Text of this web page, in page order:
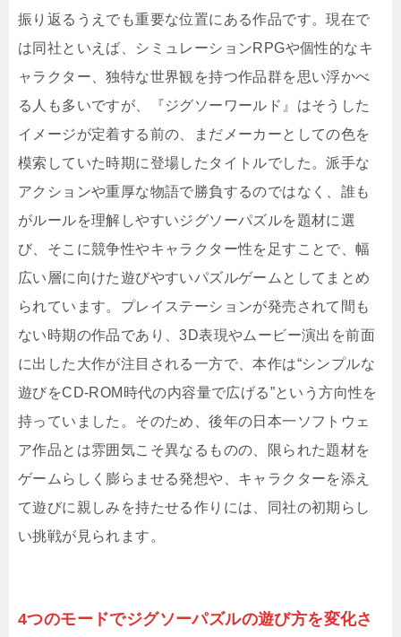
振り返るうえでも重要な位置にある作品です。現在で
は同社といえば、シミュレーションRPGや個性的なキ
ャラクター、独特な世界観を持つ作品群を思い浮かべ
る人も多いですが、『ジグソーワールド』はそうした
イメージが定着する前の、まだメーカーとしての色を
模索していた時期に登場したタイトルでした。派手な
アクションや重厚な物語で勝負するのではなく、誰も
がルールを理解しやすいジグソーパズルを題材に選
び、そこに競争性やキャラクター性を足すことで、幅
広い層に向けた遊びやすいパズルゲームとしてまとめ
られています。プレイステーションが発売されて間も
ない時期の作品であり、3D表現やムービー演出を前面
に出した大作が注目される一方で、本作は“シンプルな
遊びをCD-ROM時代の内容量で広げる”という方向性を
持っていました。そのため、後年の日本一ソフトウェ
ア作品とは雰囲気こそ異なるものの、限られた題材を
ゲームらしく膨らませる発想や、キャラクターを添え
て遊びに親しみを持たせる作りには、同社の初期らし
い挑戦が見られます。
4つのモードでジグソーパズルの遊び方を変化さ